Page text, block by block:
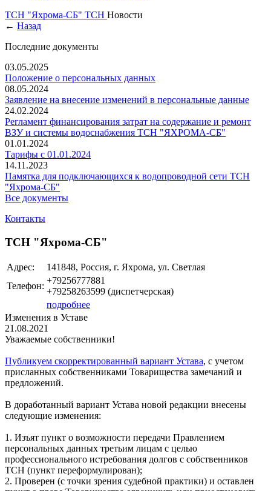
ТСН "Яхрома-СБ" ТСН Новости
← Назад
Последние документы
03.05.2025
Положение о персональных данных
08.05.2024
Заявление на внесение изменений в персональные данные
24.02.2024
Регламент финансирования затрат на содержание и ремонт
ВЗУ и системы водоснабжения ТСН "ЯХРОМА-СБ"
01.01.2024
Тарифы с 01.01.2024
14.11.2023
Памятка для подключающихся к водопроводной сети ТСН
"Яхрома-СБ"
Все документы
Контакты
ТСН "Яхрома-СБ"
Адрес:
141848, Россия, г. Яхрома, ул. Светлая
Телефон:
+79256777881
+79258263599 (диспетчерская)
подробнее
Изменения в Уставе
21.08.2021
Уважаемые собственники!
Публикуем скорректированный вариант Устава, с учетом
присланных собственниками Товарищества замечаний и
предложений.
В доработанный вариант Устава новой редакции внесены
следующие изменения:
1. Изъят пункт о возможности передачи Правлением
персональных данных третьим лицам с целью
профессионального истребования долгов с собственников
ТСН (пункт переформулирован);
2. Проверен (с точки зрения судебной практики) и оставлен